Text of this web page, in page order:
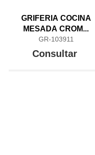
GRIFERIA COCINA
MESADA CROM...
GR-103911
Consultar